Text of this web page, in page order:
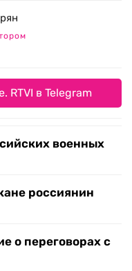
RTVI в Telegram
военных
россиянин
о переговорах с